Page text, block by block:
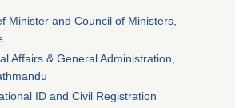
Minister and Council of Ministers,
Affairs & General Administration,
ID and Civil Registration